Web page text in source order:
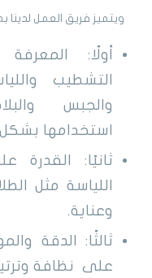
ويتميز فريق العمل لدينا
أولًا:
التشطيب
والجبس
استخدامها
ثانيًا:
اللياسة مثل
وعناية.
ثالثًا: الدقة
على نظافة